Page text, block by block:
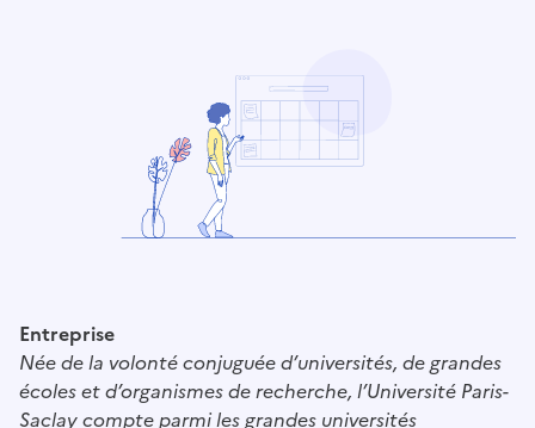
Entreprise
Née de la volonté conjuguée d’universités, de grandes
écoles et d’organismes de recherche, l’Université Paris-
Saclay compte parmi les grandes universités